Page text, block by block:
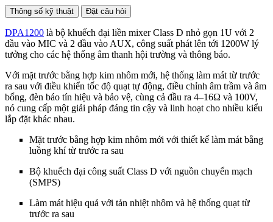
Thông số kỹ thuật Đặt câu hỏi
DPA1200 là bộ khuếch đại liền mixer Class D nhỏ gọn 1U với 2
đầu vào MIC và 2 đầu vào AUX, công suất phát lên tới 1200W lý
tưởng cho các hệ thống âm thanh hội trường và thông báo.
Với mặt trước bằng hợp kim nhôm mới, hệ thống làm mát từ trước
ra sau với điều khiển tốc độ quạt tự động, điều chỉnh âm trầm và âm
bổng, đèn báo tín hiệu và bảo vệ, cùng cả đầu ra 4–16Ω và 100V,
nó cung cấp một giải pháp đáng tin cậy và linh hoạt cho nhiều kiểu
lắp đặt khác nhau.
Mặt trước bằng hợp kim nhôm mới với thiết kế làm mát bằng
luồng khí từ trước ra sau
Bộ khuếch đại công suất Class D với nguồn chuyển mạch
(SMPS)
Làm mát hiệu quả với tản nhiệt nhôm và hệ thống quạt từ
trước ra sau